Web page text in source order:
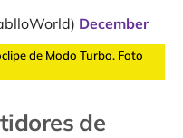
December
de Modo Turbo. Foto
de